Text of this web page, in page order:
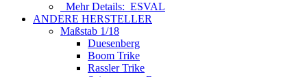
Mehr Details: ESVAL
ANDERE HERSTELLER
Maßstab 1/18
Duesenberg
Boom Trike
Rassler Trike